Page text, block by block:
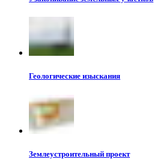
Геологические изыскания
Землеустроительный проект